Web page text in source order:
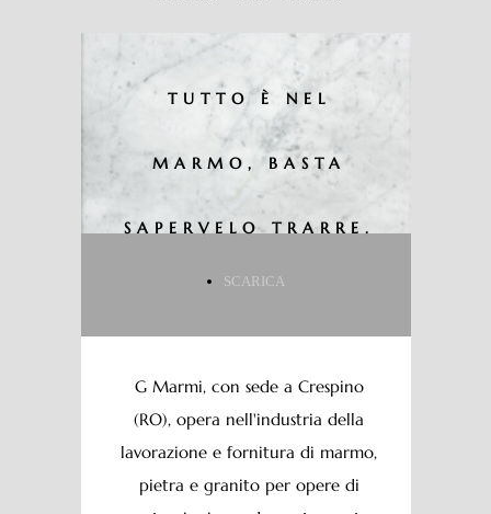
TUTTO È NEL
MARMO, BASTA
SAPERVELO TRARRE.
SCARICA
G Marmi, con sede a Crespino
(RO), opera nell'industria della
lavorazione e fornitura di marmo,
pietra e granito per opere di